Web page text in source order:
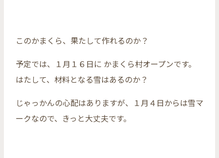
このかまくら、果たして作れるのか？
予定では、１月１６日に かまくら村オープンです。
はたして、材料となる雪はあるのか？
じゃっかんの心配はありますが、１月４日からは雪マ
ークなので、きっと大丈夫です。